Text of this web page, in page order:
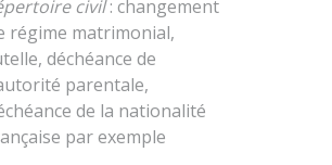
civil: changement
régime matrimonial,
déchéance de
parentale,
de la nationalité
par exemple